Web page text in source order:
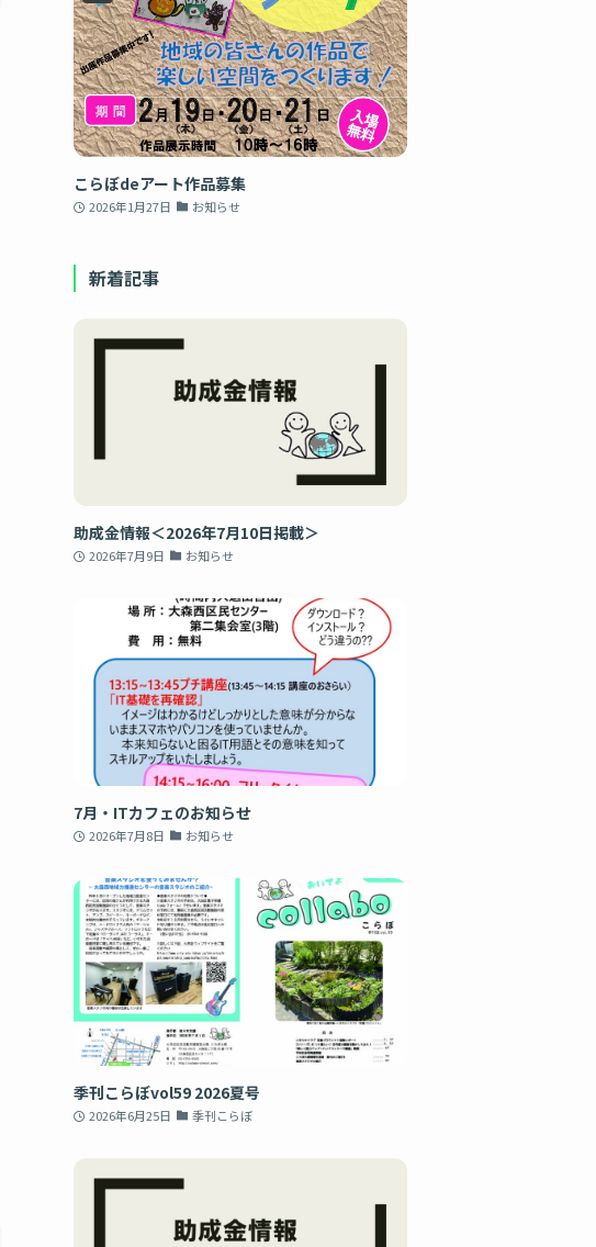
こらぼdeアート作品募集
2026年1月27日 お知らせ
新着記事
助成金情報＜2026年7月10日掲載＞
2026年7月9日 お知らせ
7月・ITカフェのお知らせ
2026年7月8日 お知らせ
季刊こらぼvol59 2026夏号
2026年6月25日 季刊こらぼ